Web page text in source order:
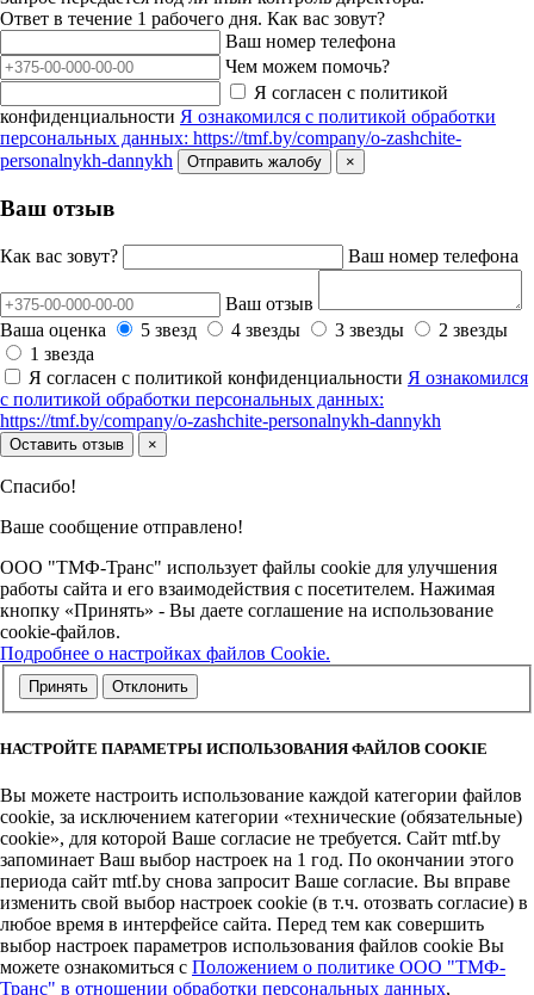
Ответ в течение 1 рабочего дня. Как вас зовут?
Ваш номер телефона
Чем можем помочь?
Я согласен с политикой
конфиденциальности Я ознакомился с политикой обработки
персональных данных: https://tmf.by/company/o-zashchite-
personalnykh-dannykh
Отправить жалобу ×
Ваш отзыв
Как вас зовут? Ваш номер телефона
Ваш отзыв
Ваша оценка
5 звезд 4 звезды 3 звезды
2 звезды
1 звезда
Я согласен с политикой конфиденциальности Я ознакомился
с политикой обработки персональных данных:
https://tmf.by/company/o-zashchite-personalnykh-dannykh
Оставить отзыв ×
Спасибо!
Ваше сообщение отправлено!
ООО "ТМФ-Транс" использует файлы cookie для улучшения
работы сайта и его взаимодействия с посетителем. Нажимая
кнопку «Принять» - Вы даете соглашение на использование
cookie-файлов.
Подробнее о настройках файлов Cookie.
Принять Отклонить
НАСТРОЙТЕ ПАРАМЕТРЫ ИСПОЛЬЗОВАНИЯ ФАЙЛОВ COOKIE
Вы можете настроить использование каждой категории файлов
cookie, за исключением категории «технические (обязательные)
cookie», для которой Ваше согласие не требуется. Сайт mtf.by
запоминает Ваш выбор настроек на 1 год. По окончании этого
периода сайт mtf.by снова запросит Ваше согласие. Вы вправе
изменить свой выбор настроек cookie (в т.ч. отозвать согласие) в
любое время в интерфейсе сайта. Перед тем как совершить
выбор настроек параметров использования файлов cookie Вы
можете ознакомиться с Положением о политике ООО "ТМФ-
Транс" в отношении обработки персональных данных,